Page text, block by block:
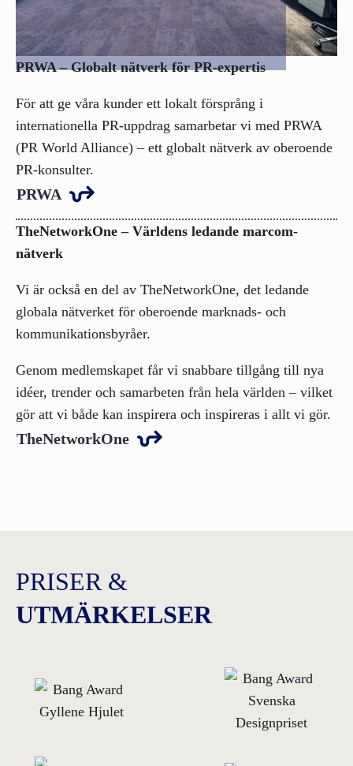
PRWA – Globalt nätverk för PR-expertis
För att ge våra kunder ett lokalt försprång i
internationella PR-uppdrag samarbetar vi med PRWA
(PR World Alliance) – ett globalt nätverk av oberoende
PR-konsulter.
PRWA
TheNetworkOne – Världens ledande marcom-
nätverk
Vi är också en del av TheNetworkOne, det ledande
globala nätverket för oberoende marknads- och
kommunikationsbyråer.
Genom medlemskapet får vi snabbare tillgång till nya
idéer, trender och samarbeten från hela världen – vilket
gör att vi både kan inspirera och inspireras i allt vi gör.
TheNetworkOne
PRISER &
UTMÄRKELSER